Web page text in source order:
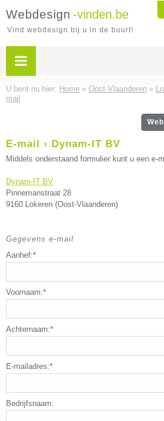
Webdesign -vinden.be
Vind webdesign bij u in de buurt!
U bent nu hier: Home » Oost-Vlaanderen »
mail
E-mail › Dynam-IT BV
Middels onderstaand formulier kunt u een e-
Dynam-IT BV
Pinnemanstraat 28
9160 Lokeren (Oost-Vlaanderen)
Gegevens e-mail
Aanhef:*
Voornaam:*
Achternaam:*
E-mailadres:*
Bedrijfsnaam: